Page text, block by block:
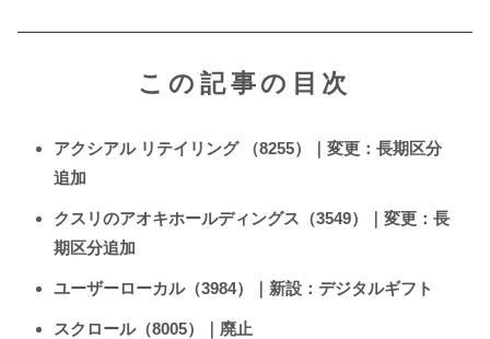
この記事の目次
アクシアル リテイリング （8255）｜変更：長期区分
追加
クスリのアオキホールディングス（3549）｜変更：長
期区分追加
ユーザーローカル（3984）｜新設：デジタルギフト
スクロール（8005）｜廃止